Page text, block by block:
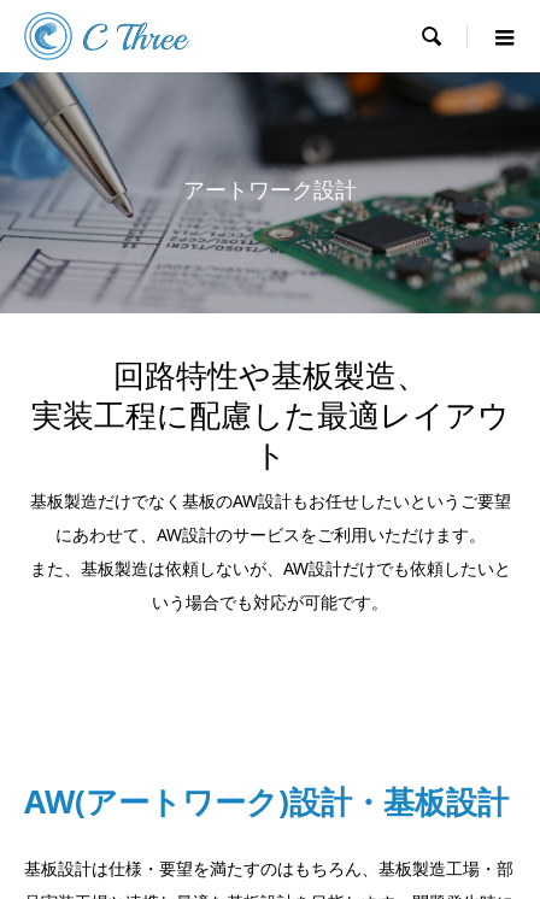

アートワーク設計
回路特性や基板製造、
実装工程に配慮した最適レイアウ
ト
基板製造だけでなく基板のAW設計もお任せしたいというご要望
にあわせて、AW設計のサービスをご利用いただけます。
また、基板製造は依頼しないが、AW設計だけでも依頼したいと
いう場合でも対応が可能です。
AW(アートワーク)設計・基板設計
基板設計は仕様・要望を満たすのはもちろん、基板製造工場・部